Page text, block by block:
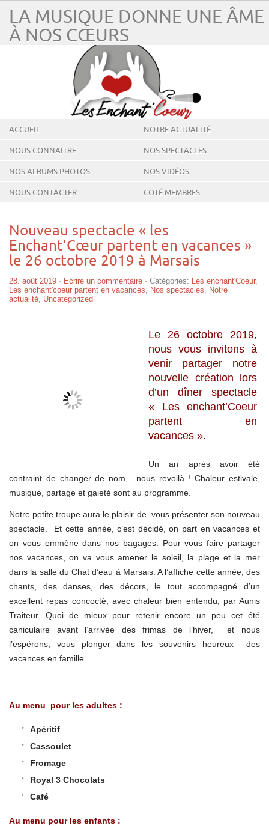
LA MUSIQUE DONNE UNE ÂME
À NOS CŒURS
ACCUEIL NOTRE ACTUALITÉ
NOUS CONNAITRE NOS SPECTACLES
NOS ALBUMS PHOTOS NOS VIDÉOS
NOUS CONTACTER COTÉ MEMBRES
Nouveau spectacle « les
Enchant’Cœur partent en vacances »
le 26 octobre 2019 à Marsais
28. août 2019 · Ecrire un commentaire · Catégories: Les enchant'Coeur,
Les enchant'coeur partent en vacances
Nos spectacles
Notre
actualité Uncategorized
Le 26 octobre 2019,
nous vous invitons à
venir partager notre
nouvelle création lors
d’un dîner spectacle
« Les enchant’Coeur
partent en
vacances ».
Un an après avoir été
contraint de changer de nom, nous revoilà ! Chaleur estivale,
musique, partage et gaieté sont au programme.
Notre petite troupe aura le plaisir de vous présenter son nouveau
spectacle. Et cette année, c’est décidé, on part en vacances et
on vous emmène dans nos bagages. Pour vous faire partager
nos vacances, on va vous amener le soleil, la plage et la mer
dans la salle du Chat d’eau à Marsais. A l’affiche cette année, des
chants, des danses, des décors, le tout accompagné d’un
excellent repas concocté, avec chaleur bien entendu, par Aunis
Traiteur. Quoi de mieux pour retenir encore un peu cet été
caniculaire avant l’arrivée des frimas de l’hiver, et nous
l’espérons, vous plonger dans les souvenirs heureux des
vacances en famille.
Au menu pour les adultes :
Apéritif
Cassoulet
Fromage
Royal 3 Chocolats
Café
Au menu pour les enfants :